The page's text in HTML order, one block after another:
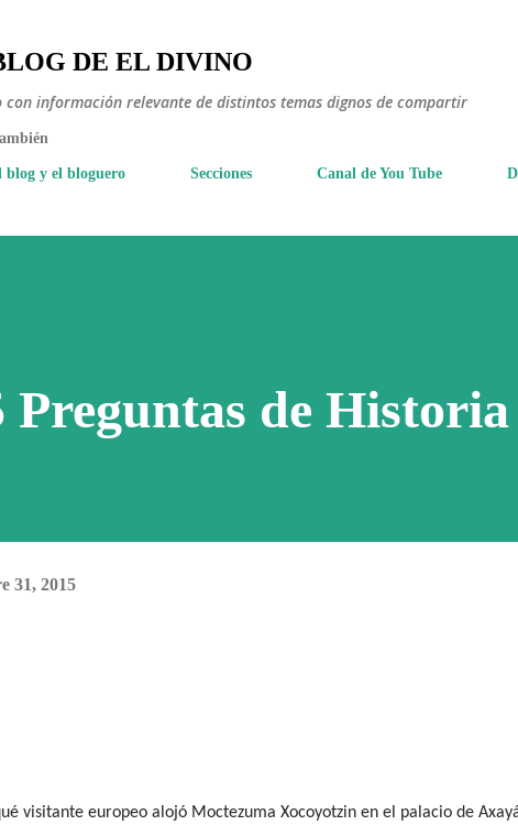
DE EL DIVINO
con información relevante de distintos temas dignos de compartir
blog y el bloguero Secciones Canal de You Tube
Preguntas de
31, 2015
visitante europeo alojó Moctezuma Xocoyotzin en el palacio de